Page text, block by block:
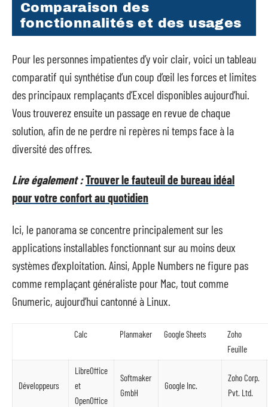
Comparaison des
fonctionnalités et des usages
Pour les personnes impatientes d’y voir clair, voici un tableau
comparatif qui synthétise d’un coup d’œil les forces et limites
des principaux remplaçants d’Excel disponibles aujourd’hui.
Vous trouverez ensuite un passage en revue de chaque
solution, afin de ne perdre ni repères ni temps face à la
diversité des offres.
Lire également :Trouver le fauteuil de bureau idéal
pour votre confort au quotidien
Ici, le panorama se concentre principalement sur les
applications installables fonctionnant sur au moins deux
systèmes d’exploitation. Ainsi, Apple Numbers ne figure pas
comme remplaçant généraliste pour Mac, tout comme
Gnumeric, aujourd’hui cantonné à Linux.
Calc Planmaker Google Sheets
Zoho
Feuille
Développeurs
LibreOffice
et
OpenOffice
Softmaker
GmbH
Google Inc.
Zoho Corp.
Pvt. Ltd.